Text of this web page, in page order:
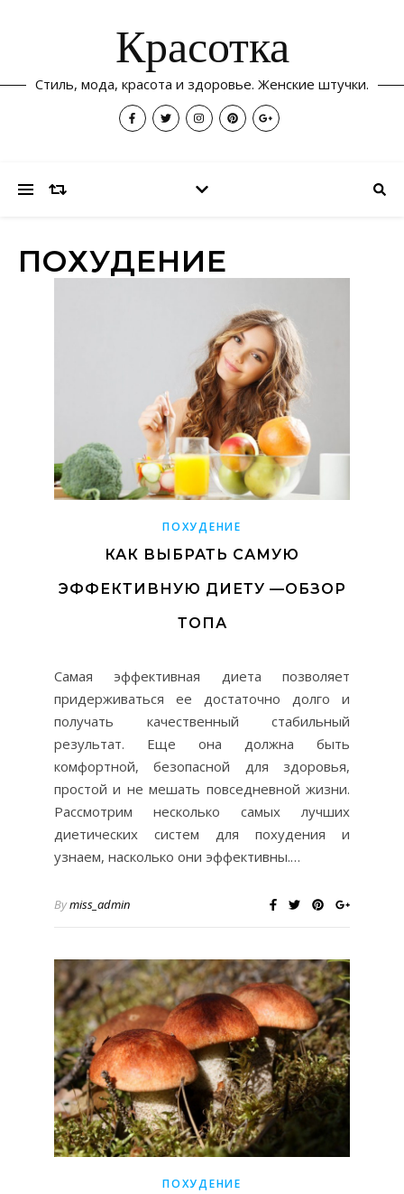
Красотка
Стиль, мода, красота и здоровье. Женские штучки.
ПОХУДЕНИЕ
ПОХУДЕНИЕ
КАК ВЫБРАТЬ САМУЮ
ЭФФЕКТИВНУЮ ДИЕТУ —ОБЗОР
ТОПА
Самая эффективная диета позволяет
придерживаться ее достаточно долго и
получать качественный стабильный
результат. Еще она должна быть
комфортной, безопасной для здоровья,
простой и не мешать повседневной жизни.
Рассмотрим несколько самых лучших
диетических систем для похудения и
узнаем, насколько они эффективны.…
Bymiss_admin
ПОХУДЕНИЕ